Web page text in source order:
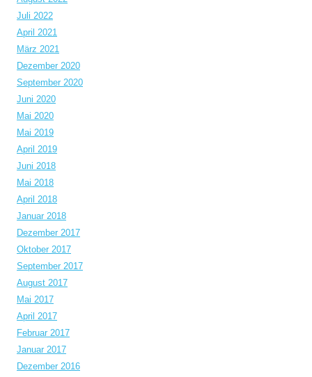
Juli 2022
April 2021
März 2021
Dezember 2020
September 2020
Juni 2020
Mai 2020
Mai 2019
April 2019
Juni 2018
Mai 2018
April 2018
Januar 2018
Dezember 2017
Oktober 2017
September 2017
August 2017
Mai 2017
April 2017
Februar 2017
Januar 2017
Dezember 2016